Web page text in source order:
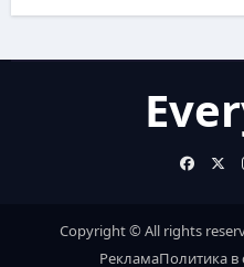
Copyright © All rights
РекламаПолитика